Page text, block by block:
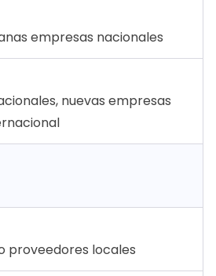
empresas nacionales
nuevas empresas
proveedores locales